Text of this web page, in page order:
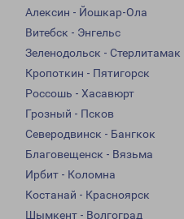
Алексин - Йошкар-Ола
Витебск - Энгельс
Зеленодольск - Стерлитамак
Кропоткин - Пятигорск
Россошь - Хасавюрт
Грозный - Псков
Северодвинск - Бангкок
Благовещенск - Вязьма
Ирбит - Коломна
Костанай - Красноярск
Шымкент - Волгоград